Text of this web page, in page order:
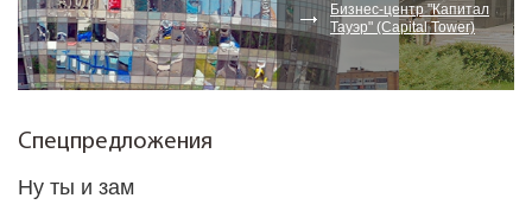
Бизнес-центр "Капитал
Тауэр" (Capital Tower)
Спецпредложения
Ну ты и зам